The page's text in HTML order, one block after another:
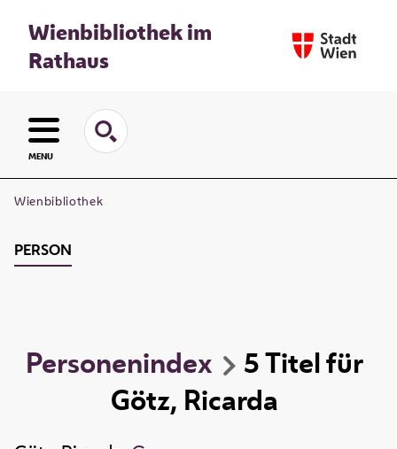
Wienbibliothek im
Rathaus
MENU
Wienbibliothek
PERSON
Personenindex 5Titelfür
Götz, Ricarda